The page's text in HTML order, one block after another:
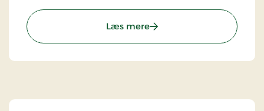
Læs mere: Yding Skovhøj –